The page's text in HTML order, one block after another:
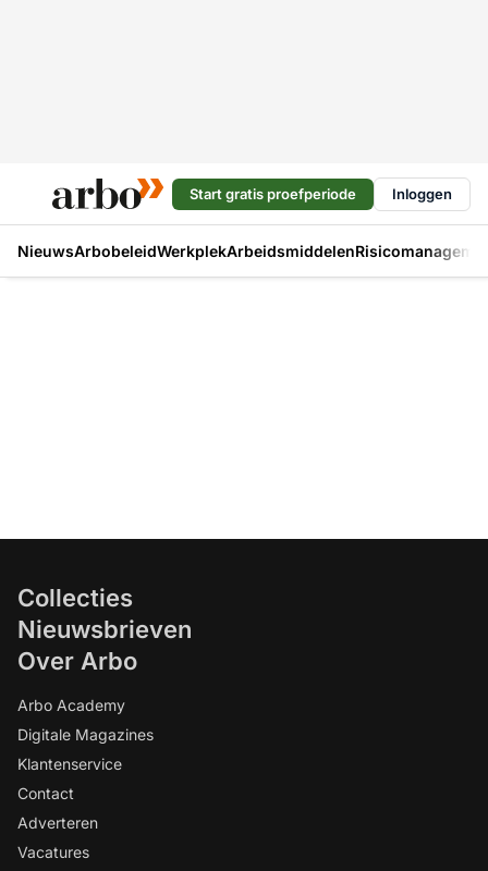
Start gratis proefperiode Inloggen
NieuwsArbobeleidWerkplekArbeidsmiddelen
Collecties
Nieuwsbrieven
Over Arbo
Arbo Academy
Digitale Magazines
Klantenservice
Contact
Adverteren
Vacatures